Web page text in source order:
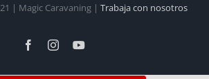
| Magic Caravaning | Trabaja con nosotros
FacebookInstagramYouTube